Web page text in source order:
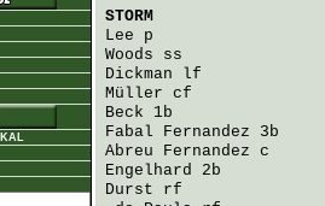
STORM
Lee p
Woods ss
Dickman lf
Müller cf
Beck 1b
Fabal Fernandez 3b
Abreu Fernandez c
Engelhard 2b
Durst rf